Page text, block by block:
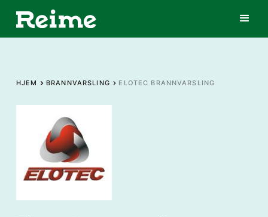
HJEM BRANNVARSLING ELOTEC BRANNVARSLING